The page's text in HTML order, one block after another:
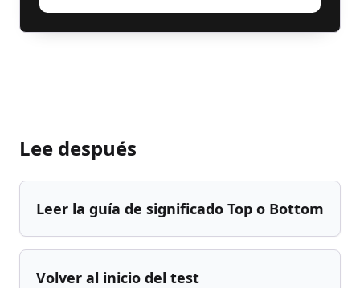
Lee después
Leer la guía de significado Top o Bottom
Volver al inicio del test